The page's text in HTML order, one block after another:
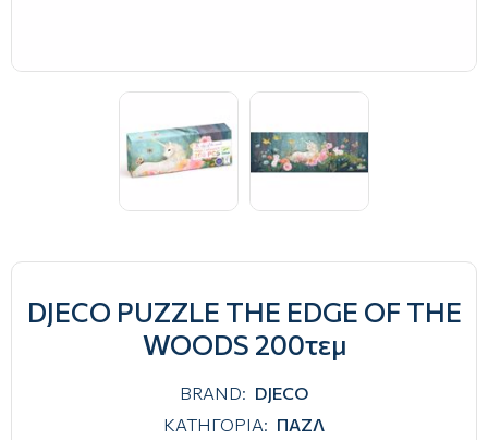
DJECO PUZZLE THE EDGE OF THE
WOODS 200τεμ
BRAND: DJECO
ΚΑΤΗΓΟΡΙΑ: ΠΑΖΛ